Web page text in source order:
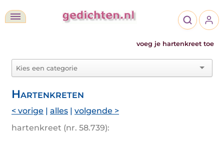
voeg je hartenkreet toe
Hartenkreten
< vorige | alles | volgende >
hartenkreet (nr. 58.739):